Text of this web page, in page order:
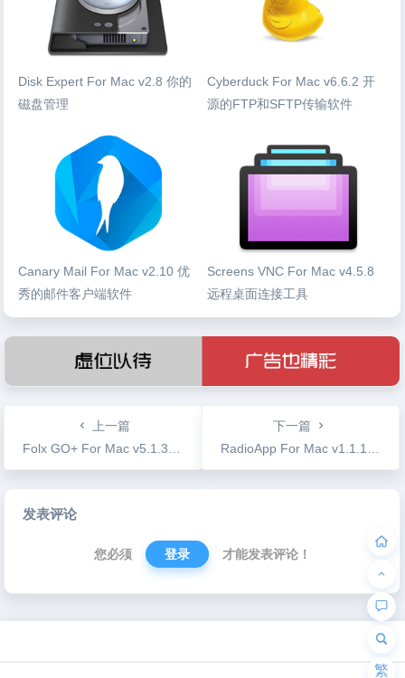
Disk Expert For Mac v2.8 你的
磁盘管理
Cyberduck For Mac v6.6.2 开
源的FTP和SFTP传输软件
Canary Mail For Mac v2.10 优
秀的邮件客户端软件
Screens VNC For Mac v4.5.8
远程桌面连接工具
上一篇
Folx GO+ For Mac v5.1.3826 专业的下载工具
下一篇
RadioApp For Mac v1.1.1 网络电台超28000个基站频道
发表评论
您必须 登录 才能发表评论！
繁